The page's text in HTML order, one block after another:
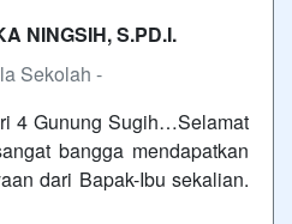
NINGSIH, S.PD.I.
Sekolah -
4 Gunung Sugih…Selamat
bangga mendapatkan
dari Bapak-Ibu sekalian.